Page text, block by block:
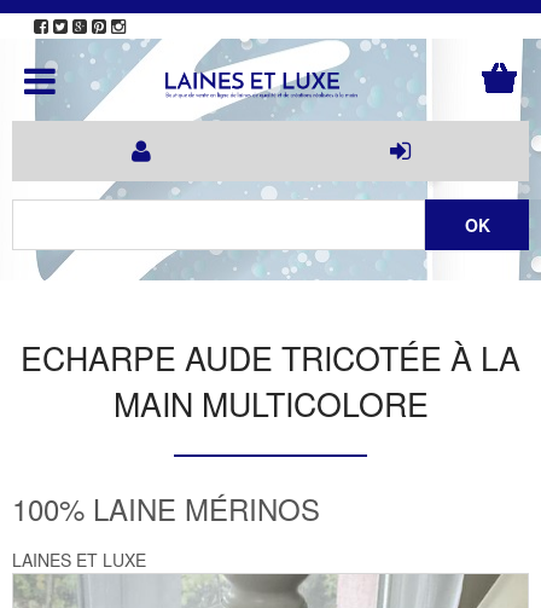
ECHARPE AUDE TRICOTÉE À LA
MAIN MULTICOLORE
100% LAINE MÉRINOS
LAINES ET LUXE